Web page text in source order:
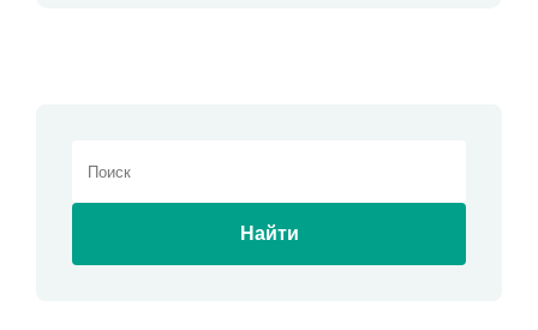
Найти